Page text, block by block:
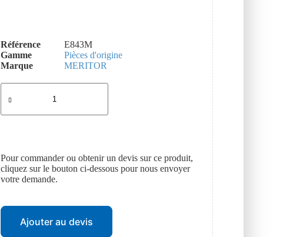
Référence
E843M
Gamme
Pièces d'origine
Marque
MERITOR
Pour commander ou obtenir un devis sur ce produit,
cliquez sur le bouton ci-dessous pour nous envoyer
votre demande.
Ajouter au devis